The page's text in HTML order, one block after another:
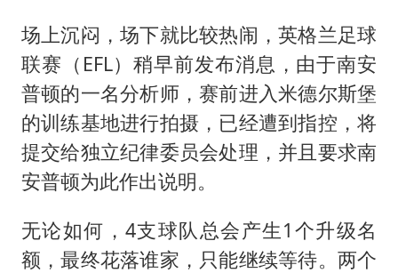
场上沉闷，场下就比较热闹，英格兰足球
联赛（EFL）稍早前发布消息，由于南安
普顿的一名分析师，赛前进入米德尔斯堡
的训练基地进行拍摄，已经遭到指控，将
提交给独立纪律委员会处理，并且要求南
安普顿为此作出说明。
无论如何，4支球队总会产生1个升级名
额，最终花落谁家，只能继续等待。两个